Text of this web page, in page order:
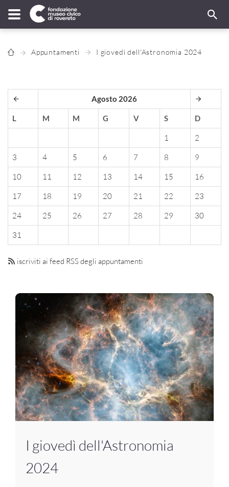
Appuntamenti I giovedì dell'Astronomia 2024
Agosto 2026
L M M G V S D
1
2
3
4 5 6 7 8
9
10
11 12 13 14 15
16
17
18 19 20 21 22
23
24
25 26 27 28 29
30
31
iscriviti ai feed RSS degli appuntamenti
I giovedì dell'Astronomia
2024